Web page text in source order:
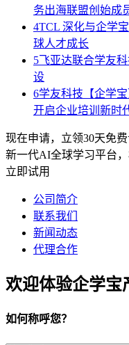
务出海联盟创始成
4TCL 深化与企学
球人才成长
5飞亚达联合学友
设
6学友科技【企学宝
开启企业培训新时
现在申请，立领30天免费
新一代AI全球学习平台
立即试用
公司简介
联系我们
新闻动态
代理合作
欢迎体验企学宝
如何称呼您？